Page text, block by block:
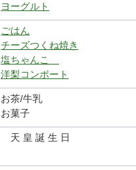
ヨーグルト
ごはん
チーズつくね焼き
塩ちゃんこ
洋梨コンポート
お茶/牛乳
お菓子
天 皇 誕 生 日